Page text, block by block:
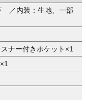
／内装：生地、一部
ナー付きポケット×1